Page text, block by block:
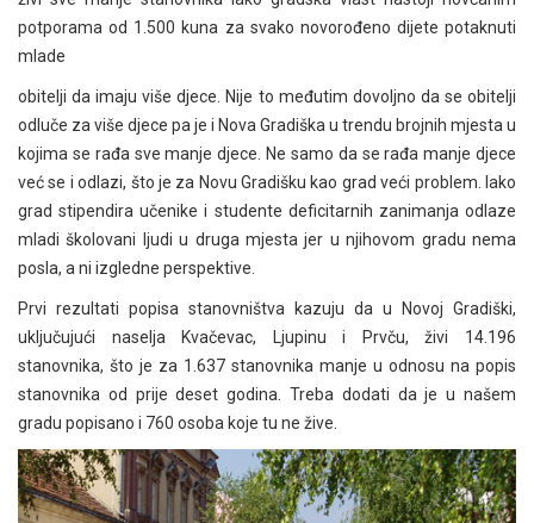
potporama od 1.500 kuna za svako novorođeno dijete potaknuti
mlade
obitelji da imaju više djece. Nije to međutim dovoljno da se obitelji
odluče za više djece pa je i Nova Gradiška u trendu brojnih mjesta u
kojima se rađa sve manje djece. Ne samo da se rađa manje djece
već se i odlazi, što je za Novu Gradišku kao grad veći problem. Iako
grad stipendira učenike i studente deficitarnih zanimanja odlaze
mladi školovani ljudi u druga mjesta jer u njihovom gradu nema
posla, a ni izgledne perspektive.
Prvi rezultati popisa stanovništva kazuju da u Novoj Gradiški,
uključujući naselja Kvačevac, Ljupinu i Prvču, živi 14.196
stanovnika, što je za 1.637 stanovnika manje u odnosu na popis
stanovnika od prije deset godina. Treba dodati da je u našem
gradu popisano i 760 osoba koje tu ne žive.